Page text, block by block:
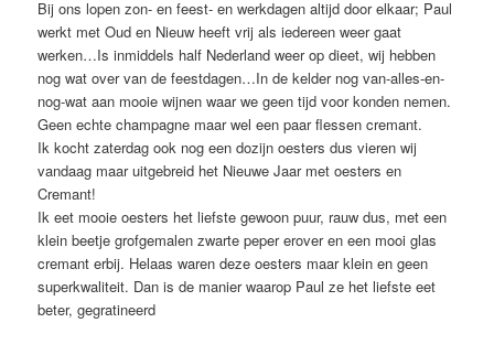
Bij ons lopen zon- en feest- en werkdagen altijd door elkaar; Paul
werkt met Oud en Nieuw heeft vrij als iedereen weer gaat
werken…Is inmiddels half Nederland weer op dieet, wij hebben
nog wat over van de feestdagen…In de kelder nog van-alles-en-
nog-wat aan mooie wijnen waar we geen tijd voor konden nemen.
Geen echte champagne maar wel een paar flessen cremant.
Ik kocht zaterdag ook nog een dozijn oesters dus vieren wij
vandaag maar uitgebreid het Nieuwe Jaar met oesters en
Cremant!
Ik eet mooie oesters het liefste gewoon puur, rauw dus, met een
klein beetje grofgemalen zwarte peper erover en een mooi glas
cremant erbij. Helaas waren deze oesters maar klein en geen
superkwaliteit. Dan is de manier waarop Paul ze het liefste eet
beter, gegratineerd